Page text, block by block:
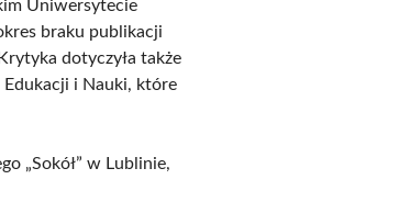
Uniwersytecie
braku publikacji
dotyczyła także
i Nauki, które
„Sokół” w Lublinie,